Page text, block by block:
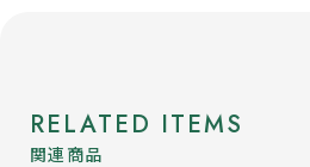
RELATED ITEMS
関連商品